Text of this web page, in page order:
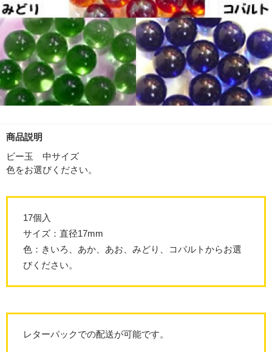
商品説明
ビー玉 中サイズ
色をお選びください。
17個入
サイズ：直径17mm
色：きいろ、あか、あお、みどり、コバルトからお選
びください。
レターパックでの配送が可能です。